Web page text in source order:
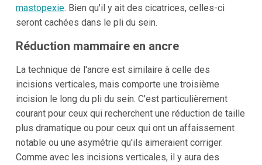
mastopexie. Bien qu'il y ait des cicatrices, celles-ci
seront cachées dans le pli du sein.
Réduction mammaire en ancre
La technique de l'ancre est similaire à celle des
incisions verticales, mais comporte une troisième
incision le long du pli du sein. C'est particulièrement
courant pour ceux qui recherchent une réduction de taille
plus dramatique ou pour ceux qui ont un affaissement
notable ou une asymétrie qu'ils aimeraient corriger.
Comme avec les incisions verticales, il y aura des